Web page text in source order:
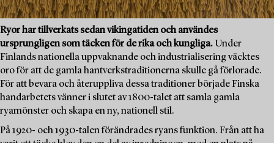
Ryor har tillverkats sedan vikingatiden och användes
ursprungligen som täcken för de rika och kungliga. Under
Finlands nationella uppvaknande och industrialisering väcktes
oro för att de gamla hantverkstraditionerna skulle gå förlorade.
För att bevara och återuppliva dessa traditioner började Finska
handarbetets vänner i slutet av 1800-talet att samla gamla
ryamönster och skapa en ny, nationell stil.
På 1920- och 1930-talen förändrades ryans funktion. Från att ha